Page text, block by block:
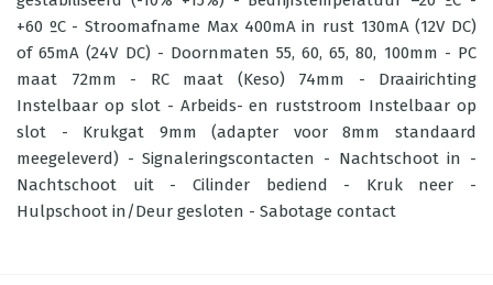
+60 ºC - Stroomafname Max 400mA in rust 130mA (12V DC)
of 65mA (24V DC) - Doornmaten 55, 60, 65, 80, 100mm - PC
maat 72mm - RC maat (Keso) 74mm - Draairichting
Instelbaar op slot - Arbeids- en ruststroom Instelbaar op
slot - Krukgat 9mm (adapter voor 8mm standaard
meegeleverd) - Signaleringscontacten - Nachtschoot in -
Nachtschoot uit - Cilinder bediend - Kruk neer -
Hulpschoot in/Deur gesloten - Sabotage contact